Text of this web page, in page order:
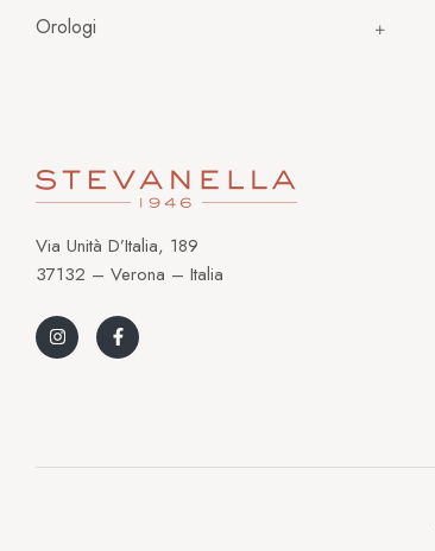
Orologi
Via Unità D’Italia, 189
37132 – Verona – Italia